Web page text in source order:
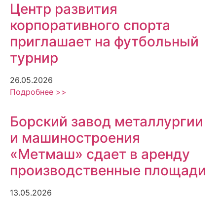
Центр развития
корпоративного спорта
приглашает на футбольный
турнир
26.05.2026
Подробнее >>
Борский завод металлургии
и машиностроения
«Метмаш» сдает в аренду
производственные площади
13.05.2026